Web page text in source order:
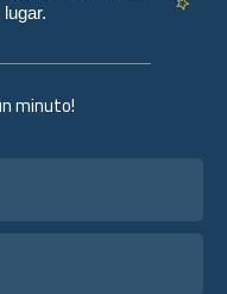
minuto!